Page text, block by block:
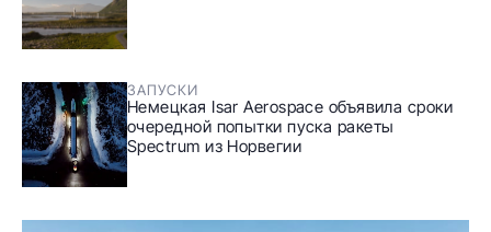
ЗАПУСКИ
Немецкая Isar Aerospace объявила сроки
очередной попытки пуска ракеты
Spectrum из Норвегии